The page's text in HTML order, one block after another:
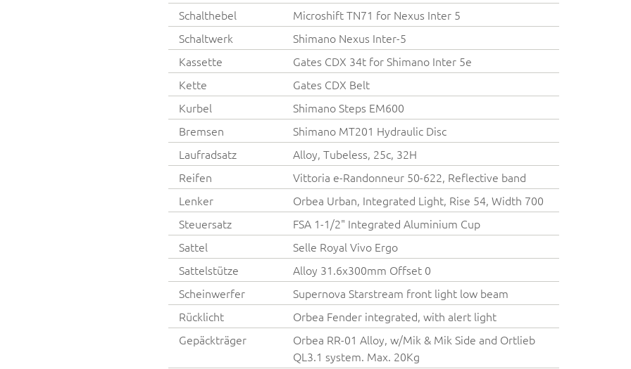
Schalthebel
Microshift TN71 for Nexus Inter 5
Schaltwerk
Shimano Nexus Inter-5
Kassette
Gates CDX 34t for Shimano Inter 5e
Kette
Gates CDX Belt
Kurbel
Shimano Steps EM600
Bremsen
Shimano MT201 Hydraulic Disc
Laufradsatz
Alloy, Tubeless, 25c, 32H
Reifen
Vittoria e-Randonneur 50-622, Reflective band
Lenker
Orbea Urban, Integrated Light, Rise 54, Width 700
Steuersatz
FSA 1-1/2" Integrated Aluminium Cup
Sattel
Selle Royal Vivo Ergo
Sattelstütze
Alloy 31.6x300mm Offset 0
Scheinwerfer
Supernova Starstream front light low beam
Rücklicht
Orbea Fender integrated, with alert light
Gepäckträger
Orbea RR-01 Alloy, w/Mik & Mik Side and Ortlieb
QL3.1 system. Max. 20Kg